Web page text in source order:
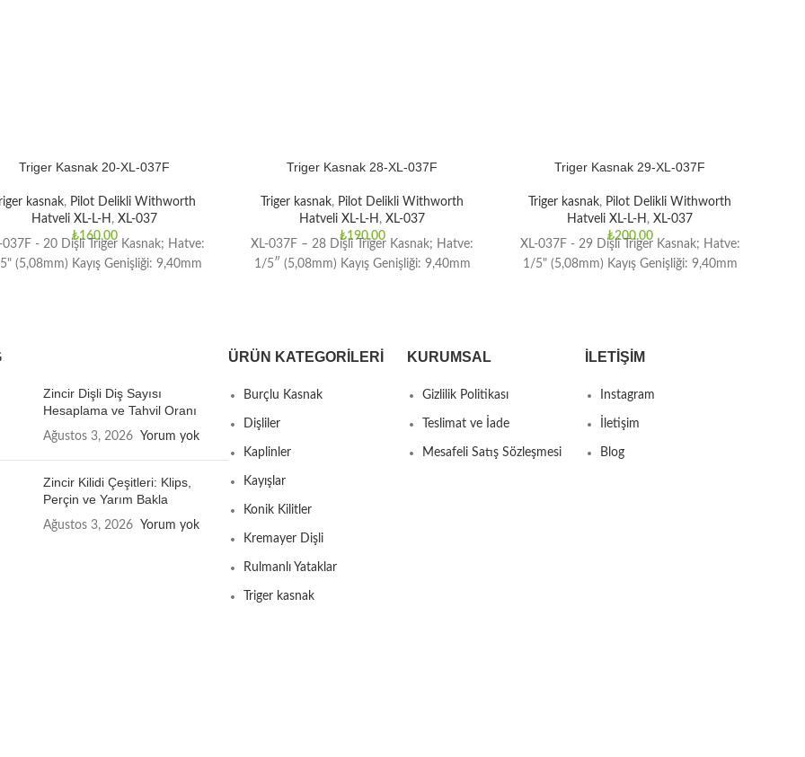
Triger Kasnak 20-XL-037F
Triger kasnak, Pilot Delikli Withworth
Hatveli XL-L-H , XL-037
₺160,00
037F - 20 Dişli Triger Kasnak; Hatve:
(5,08mm) Kayış Genişliği: 9,40mm
Triger Kasnak 28-XL-037F
Triger kasnak, Pilot Delikli Withworth
Hatveli XL-L-H , XL-037
₺190,00
XL-037F – 28 Dişli Triger Kasnak; Hatve:
1/5″ (5,08mm) Kayış Genişliği: 9,40mm
Triger Kasnak 29-XL-037F
Triger kasnak, Pilot Delikli Withworth
Hatveli XL-L-H , XL-037
₺200,00
XL-037F - 29 Dişli Triger Kasnak; Hatve:
1/5" (5,08mm) Kayış Genişliği: 9,40mm
Zincir Dişli Diş Sayısı
Hesaplama ve Tahvil Oranı
Ağustos 3, 2026 Yorum yok
Zincir Kilidi Çeşitleri: Klips,
Perçin ve Yarım Bakla
Ağustos 3, 2026 Yorum yok
ÜRÜN KATEGORILERI
Burçlu Kasnak
Dişliler
Kaplinler
Kayışlar
Konik Kilitler
Kremayer Dişli
Rulmanlı Yataklar
Triger kasnak
KURUMSAL
Gizlilik Politikası
Teslimat ve İade
Mesafeli Satış Sözleşmesi
İLETIŞIM
Instagram
İletişim
Blog